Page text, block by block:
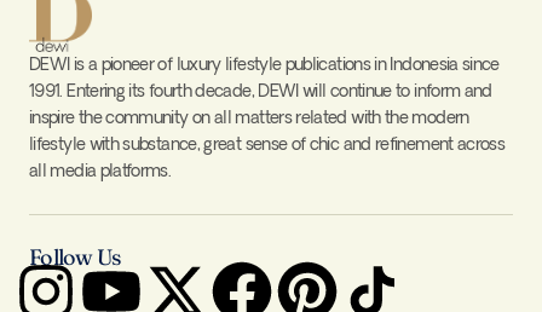
DEWI is a pioneer of luxury lifestyle publications in Indonesia since
1991. Entering its fourth decade, DEWI will continue to inform and
inspire the community on all matters related with the modern
lifestyle with substance, great sense of chic and refinement across
all media platforms.
Follow Us